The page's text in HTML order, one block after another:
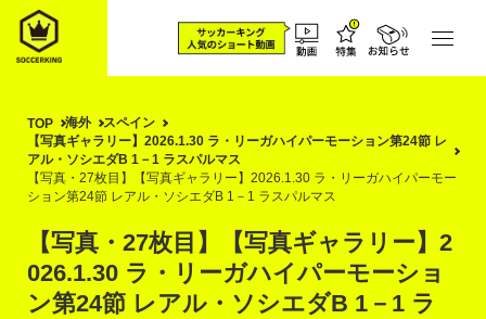
TOP 海外
スペイン
【写真ギャラリー】2026.1.30 ラ・リーガハイパーモーション第24節 レ
アル・ソシエダB 1－1 ラスパルマス
【写真・27枚目】【写真ギャラリー】2026.1.30 ラ・リーガハイパーモー
ション第24節 レアル・ソシエダB 1－1 ラスパルマス
【写真・27枚目】【写真ギャラリー】2
026.1.30 ラ・リーガハイパーモーショ
ン第24節 レアル・ソシエダB 1－1 ラ